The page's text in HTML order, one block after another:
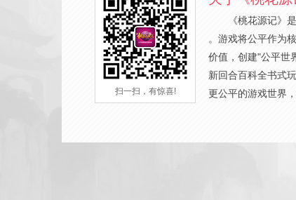
扫一扫，有惊喜!
《桃花源记》
。游戏将公平作为
价值，创建"公平世
新回合百科全书式
更公平的游戏世界